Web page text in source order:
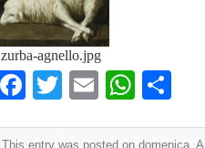
zurba-agnello.jpg
Facebook
TwitterEmail
This entry was posted on domenica,